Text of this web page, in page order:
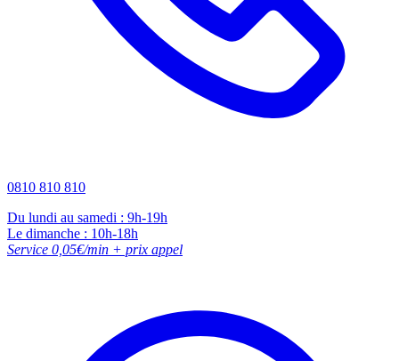
0810 810 810
Du lundi au samedi : 9h-19h
Le dimanche : 10h-18h
Service 0,05€/min + prix appel